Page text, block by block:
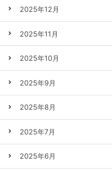
2025年12月
2025年11月
2025年10月
2025年9月
2025年8月
2025年7月
2025年6月